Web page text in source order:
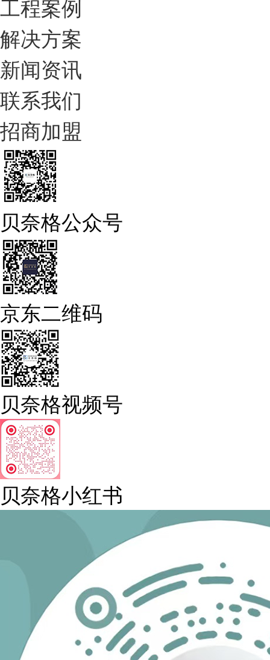
工程案例
解决方案
新闻资讯
联系我们
招商加盟
贝奈格公众号
京东二维码
贝奈格视频号
贝奈格小红书